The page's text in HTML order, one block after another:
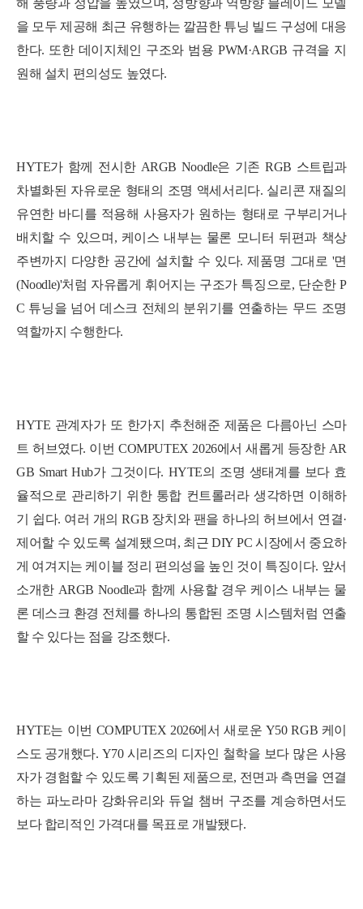
해 풍량과 정압을 높였으며, 정방향과 역방향 블레이드 모델
을 모두 제공해 최근 유행하는 깔끔한 튜닝 빌드 구성에 대응
한다. 또한 데이지체인 구조와 범용 PWM·ARGB 규격을 지
원해 설치 편의성도 높였다.
HYTE가 함께 전시한 ARGB Noodle은 기존 RGB 스트립과
차별화된 자유로운 형태의 조명 액세서리다. 실리콘 재질의
유연한 바디를 적용해 사용자가 원하는 형태로 구부리거나
배치할 수 있으며, 케이스 내부는 물론 모니터 뒤편과 책상
주변까지 다양한 공간에 설치할 수 있다. 제품명 그대로 '면
(Noodle)'처럼 자유롭게 휘어지는 구조가 특징으로, 단순한 P
C 튜닝을 넘어 데스크 전체의 분위기를 연출하는 무드 조명
역할까지 수행한다.
HYTE 관계자가 또 한가지 추천해준 제품은 다름아닌 스마
트 허브였다. 이번 COMPUTEX 2026에서 새롭게 등장한 AR
GB Smart Hub가 그것이다. HYTE의 조명 생태계를 보다 효
율적으로 관리하기 위한 통합 컨트롤러라 생각하면 이해하
기 쉽다. 여러 개의 RGB 장치와 팬을 하나의 허브에서 연결·
제어할 수 있도록 설계됐으며, 최근 DIY PC 시장에서 중요하
게 여겨지는 케이블 정리 편의성을 높인 것이 특징이다. 앞서
소개한 ARGB Noodle과 함께 사용할 경우 케이스 내부는 물
론 데스크 환경 전체를 하나의 통합된 조명 시스템처럼 연출
할 수 있다는 점을 강조했다.
HYTE는 이번 COMPUTEX 2026에서 새로운 Y50 RGB 케이
스도 공개했다. Y70 시리즈의 디자인 철학을 보다 많은 사용
자가 경험할 수 있도록 기획된 제품으로, 전면과 측면을 연결
하는 파노라마 강화유리와 듀얼 챔버 구조를 계승하면서도
보다 합리적인 가격대를 목표로 개발됐다.